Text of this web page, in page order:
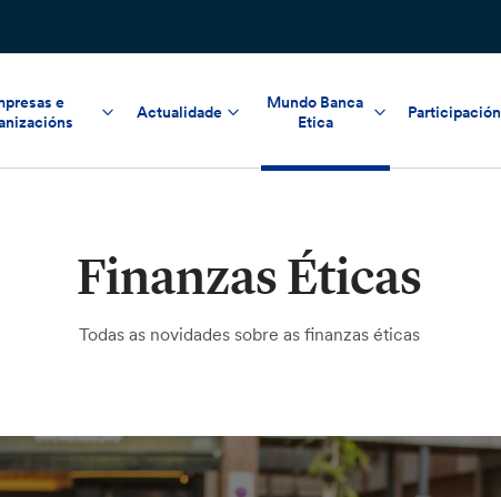
e
Actualidade
Mundo Banca
Etica
Participación
Finanzas Éticas
Todas as novidades sobre as finanzas éticas